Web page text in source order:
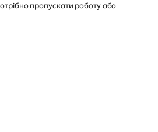
пропускати роботу або